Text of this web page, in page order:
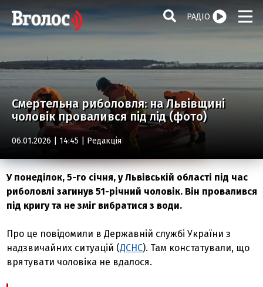
РАДІО
Смертельна риболовля: на Львівщині
чоловік провалився під лід (фото)
06.01.2026 | 14:45 | Редакція
У понеділок, 5-го січня, у Львівській області під час
риболовлі загинув 51-річний чоловік. Він провалився
під кригу та не зміг вибратися з води.
Про це повідомили в Державній службі України з
надзвичайних ситуацій (ДСНС). Там констатували, що
врятувати чоловіка не вдалося.